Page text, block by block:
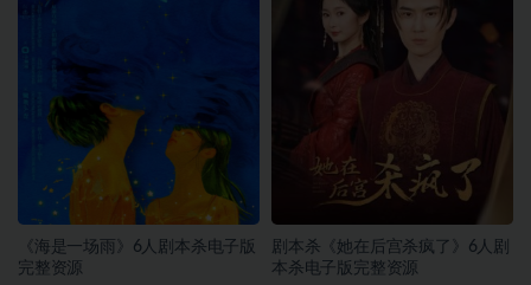
《海是一场雨》6人剧本杀电子版
完整资源
剧本杀《她在后宫杀疯了》6人剧
本杀电子版完整资源